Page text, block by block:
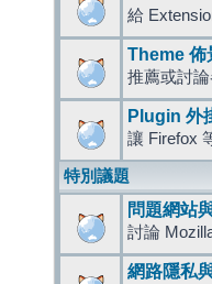
給
Theme 佈
推薦或討
Plugin 外
讓 Firefox
特別議題
問題網站
討論
網路隱私